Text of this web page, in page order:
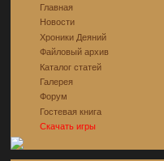
Главная
Новости
Хроники Деяний
Файловый архив
Каталог статей
Галерея
Форум
Гостевая книга
Скачать игры